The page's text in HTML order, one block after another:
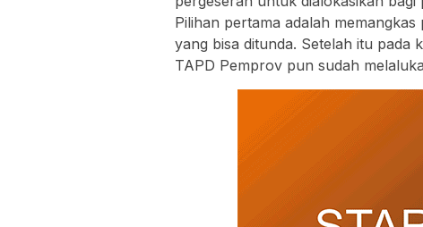
Pilihan pertama adalah
yang bisa ditunda. Setelah itu pada
TAPD Pemprov pun sudah